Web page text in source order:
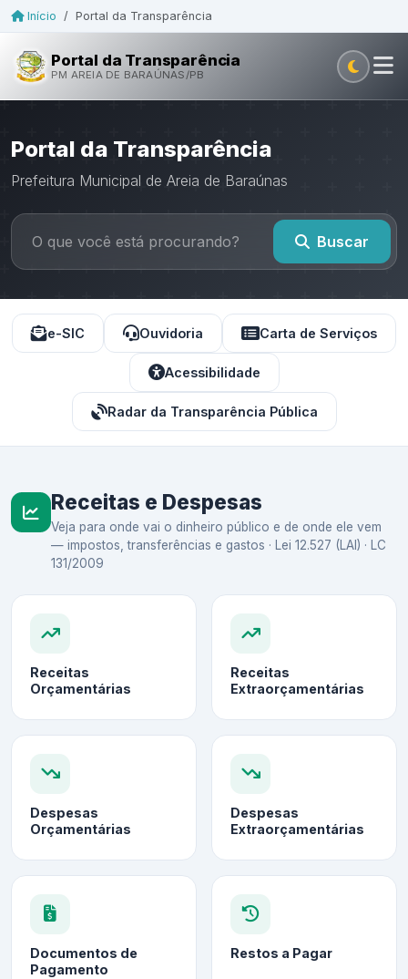
Início / Portal da Transparência
Portal da Transparência
PM AREIA DE BARAÚNAS/PB
Portal da Transparência
Prefeitura Municipal de Areia de Baraúnas
Buscar
e-SIC Ouvidoria Carta de Serviços
Acessibilidade
Radar da Transparência Pública
Receitas e Despesas
Veja para onde vai o dinheiro público e de onde ele vem
— impostos, transferências e gastos · Lei 12.527 (LAI) · LC
131/2009
Receitas
Orçamentárias
Receitas
Extraorçamentárias
Despesas
Orçamentárias
Despesas
Extraorçamentárias
Documentos de
Pagamento
Restos a Pagar